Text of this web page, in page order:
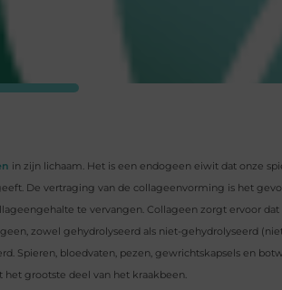
in zijn lichaam. Het is een endogeen eiwit dat onze
De vertraging van de collageenvorming is het
te vervangen. Collageen zorgt ervoor
zowel gehydrolyseerd als niet-gehydrolyseerd
Spieren, bloedvaten, pezen, gewrichtskapsels en
grootste deel van het kraakbeen.